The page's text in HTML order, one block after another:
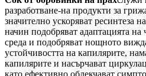
разработване-на продукти за
значително ускоряват ресинтеза
начин подобряват адаптацията
среда и подобряват нощното
устойчивостта на капилярите,
капилярите и насърчават
като ефективно облекчават